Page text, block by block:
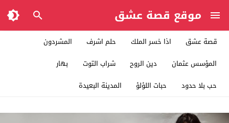
موقع قصة عشق
قصة عشق اذا خسر الملك حلم اشرف
المشردون
المؤسس عثمان
دين الروح شراب التوت
بهار
حب بلا حدود
حبات اللؤلؤ المدينة البعيدة